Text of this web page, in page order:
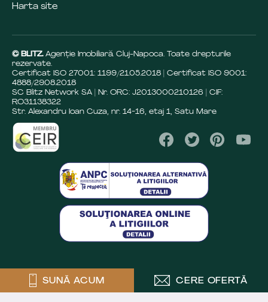
SUNĂ ACUM CERE OFERTĂ
Harta site
© BLITZ. Agenție Imobiliară Cluj-Napoca. Toate drepturile
rezervate.
Certificat ISO 27001: 1199/21.05.2018 | Certificat ISO 9001:
4888/29.08.2018
SC Blitz Network SA | Nr. ORC: J2013000210126 | CIF:
RO31138322
Str. Alexandru Ioan Cuza, nr. 14-16, etaj 1, Satu Mare